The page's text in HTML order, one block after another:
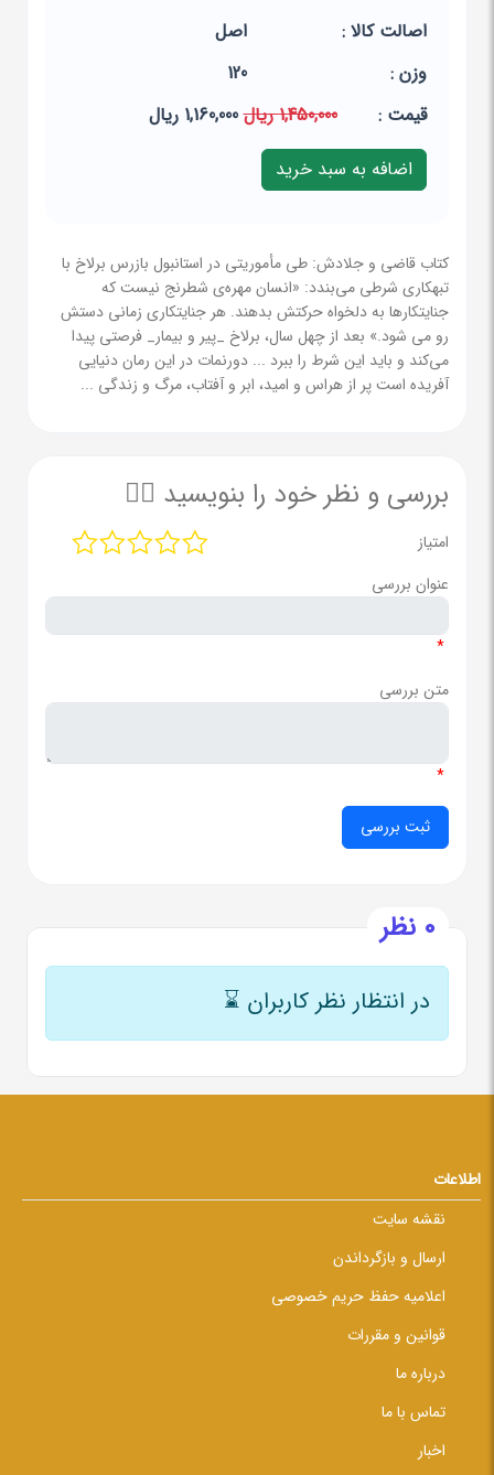
اصالت کالا :
اصل
وزن :
120
قيمت :
1,450,000 ریال 1,160,000 ریال
کتاب قاضی و جلادش: طی مأموریتی در استانبول بازرس برلاخ با
تبهکاری شرطی می‌بندد: «انسان مهره‌ی شطرنج نیست که
جنایتکارها به دلخواه حرکتش بدهند. هر جنایتکاری زمانی دستش
رو می شود.» بعد از چهل سال، برلاخ _پیر و بیمار_ فرصتی پیدا
می‌کند و باید این شرط را ببرد ... دورنمات در این رمان دنیایی
آفریده است پر از هراس و امید، ابر و آفتاب، مرگ و زندگی ...
بررسی و نظر خود را بنویسید ✍🏻
امتیاز
عنوان بررسی
*
متن بررسی
*
0 نظر
در انتظار نظر کاربران ⌛
اطلاعات
نقشه سایت
ارسال و بازگرداندن
اعلامیه حفظ حریم خصوصی
قوانین و مقررات
درباره ما
تماس با ما
اخبار